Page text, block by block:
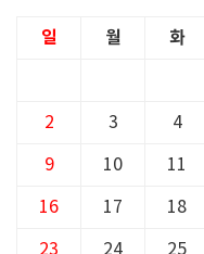
일 월 화
2 3 4
9 10 11
16 17 18
23 24 25